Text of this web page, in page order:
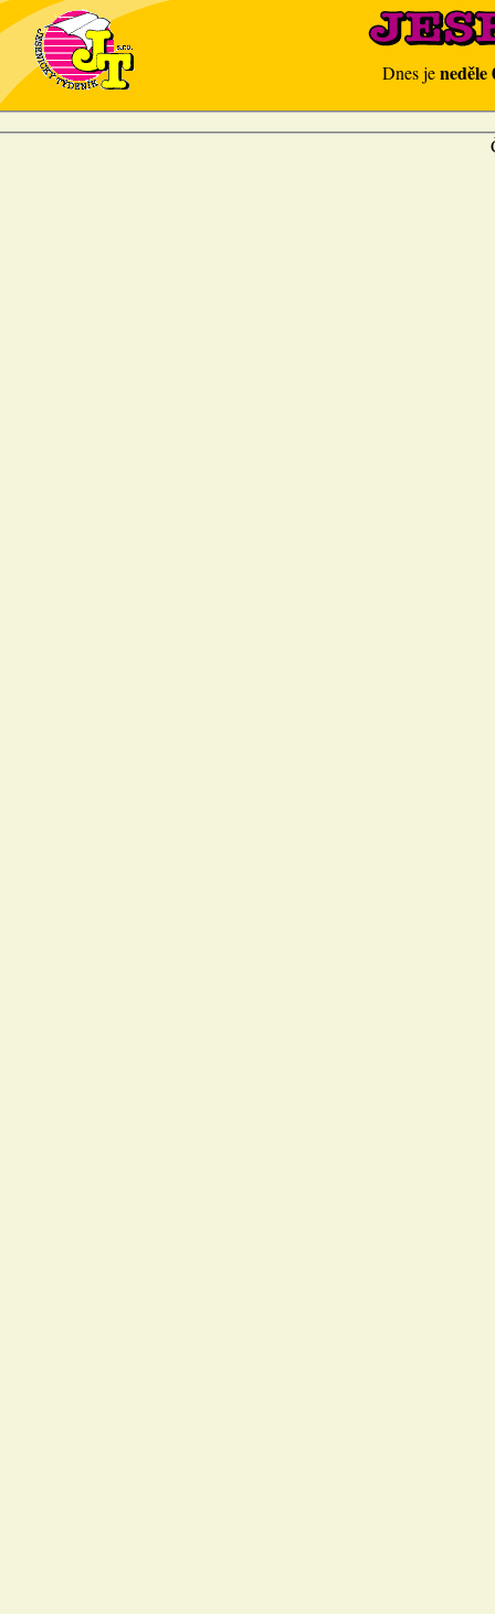
Dnes jeneděle